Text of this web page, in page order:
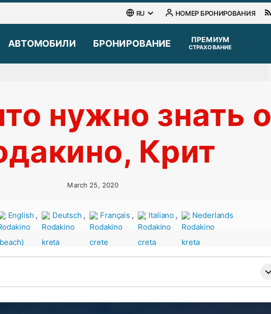
RU НОМЕР БРОНИРОВАНИЯ
АВТОМОБИЛИ БРОНИРОВАНИЕ СТРАХОВАНИЕ
нужно знать о
Крит
March 25, 2020
, , , ,